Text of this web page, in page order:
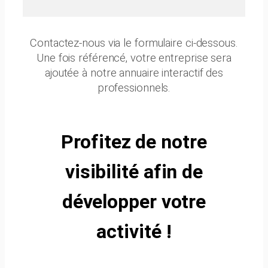
Contactez-nous via le formulaire ci-dessous.
Une fois référencé, votre entreprise sera
ajoutée à notre annuaire interactif des
professionnels.
Profitez de notre
visibilité afin de
développer votre
activité !